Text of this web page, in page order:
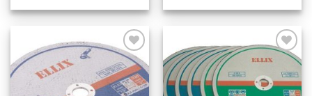
Dodaj
na
listu
želja
Dodaj
na
listu
želja